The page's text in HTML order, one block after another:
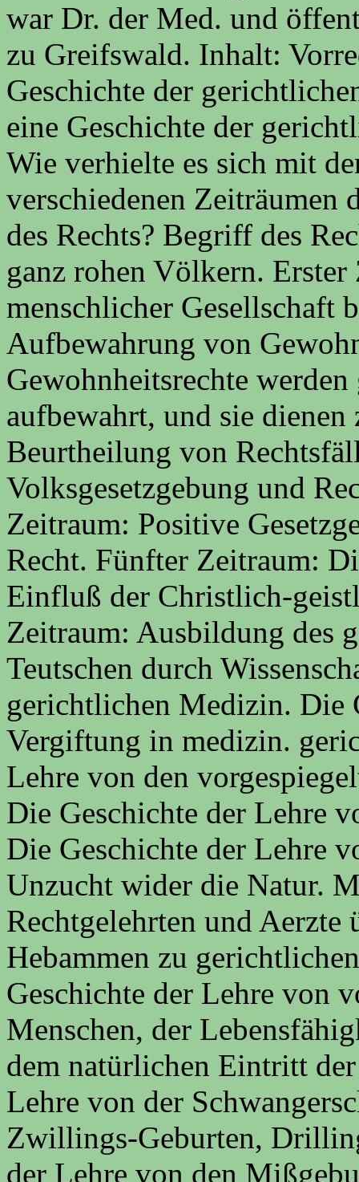
war Dr. der Med. und
zu Greifswald. Inhalt:
Geschichte der
eine Geschichte der
Wie verhielte es sich mit
verschiedenen Zeiträumen
des Rechts? Begriff des
ganz rohen Völkern.
menschlicher Gesellschaft
Aufbewahrung von
Gewohnheitsrechte werden
aufbewahrt, und sie
Beurtheilung von
Volksgesetzgebung und
Zeitraum: Positive
Recht. Fünfter Zeitraum:
Einfluß der Christlich-
Zeitraum: Ausbildung des
Teutschen durch
gerichtlichen Medizin. Die
Vergiftung in medizin.
Lehre von den
Die Geschichte der Lehre
Die Geschichte der Lehre
Unzucht wider die Natur.
Rechtgelehrten und
Hebammen zu
Geschichte der Lehre von
Menschen, der
dem natürlichen Eintritt
Lehre von der
Zwillings-Geburten,
der Lehre von den